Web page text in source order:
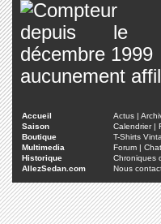
aucunement
Accueil Actus |
Saison
Calendrier|
Boutique
T-Shirts
Multimedia
Forum | Chat
Historique
Chroniques
AllezSedan.com
Nous